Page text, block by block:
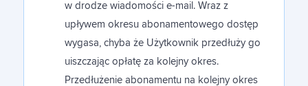
w drodze wiadomości e-mail. Wraz z
upływem okresu abonamentowego dostęp
wygasa, chyba że Użytkownik przedłuży go
uiszczając opłatę za kolejny okres.
Przedłużenie abonamentu na kolejny okres